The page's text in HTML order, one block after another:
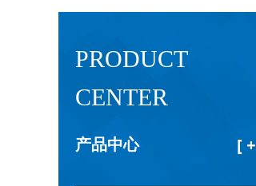
PRODUCT
CENTER
产品中心 [ +